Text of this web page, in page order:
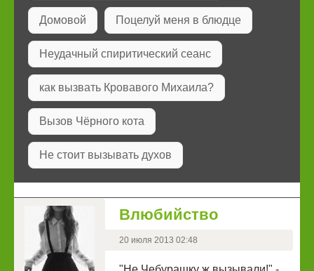
Домовой Поцелуй меня в блюдце
Неудачный спиритический сеанс
как вызвать Кровавого Михаила?
Вызов Чёрного кота
Не стоит вызывать духов
Влюбийство
20 июля 2013 02:48